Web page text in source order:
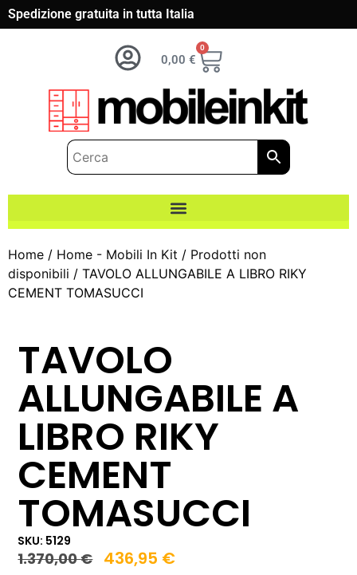
Spedizione gratuita in tutta Italia
0,00 €
0
Home / Home - Mobili In Kit / Prodotti non
disponibili / TAVOLO ALLUNGABILE A LIBRO RIKY
CEMENT TOMASUCCI
TAVOLO
ALLUNGABILE A
LIBRO RIKY
CEMENT
TOMASUCCI
SKU: 5129
1.370,00€ 436,95 €